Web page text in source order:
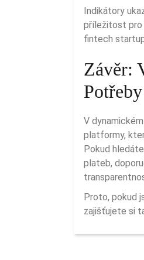
Indikátory ukazují, že adopce inovativních platebních řešení neustále roste, což znamená výzvu i
příležitost pro
fintech
Závěr:
Potřeby
V
platformy,
Pokud
plateb,
Proto, pokud jste připraveni přejít na novou úroveň správy financí, registrovat se betalright a
zajišťujete si